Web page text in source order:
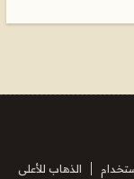
الذهاب للأعلى